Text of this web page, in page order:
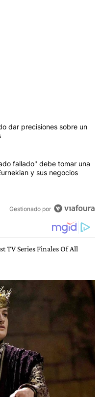
más comentarios en los
"El Banco Central no pudo
dar precisiones sobre un
"Aeropuertos: el
fallado" debe tomar una
y sus negocios
Gestionado por